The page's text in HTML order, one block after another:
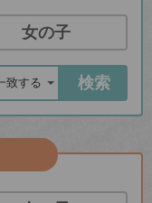
女の子
検索